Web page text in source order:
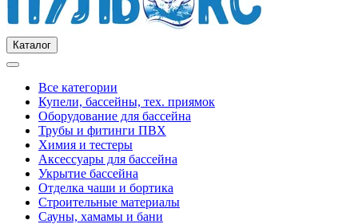
Каталог
Все категории
Купели, бассейны, тех. приямок
Оборудование для бассейна
Трубы и фитинги ПВХ
Химия и тестеры
Аксессуары для бассейна
Укрытие бассейна
Отделка чаши и бортика
Строительные материалы
Сауны, хамамы и бани